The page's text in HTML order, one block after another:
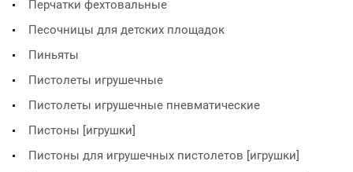
Перчатки фехтовальные
Песочницы для детских площадок
Пиньяты
Пистолеты игрушечные
Пистолеты игрушечные пневматические
Пистоны [игрушки]
Пистоны для игрушечных пистолетов [игрушки]